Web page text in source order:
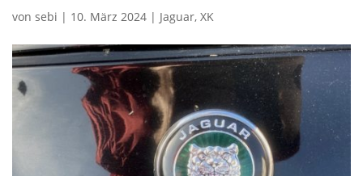
von sebi | 10. März 2024 | Jaguar, XK